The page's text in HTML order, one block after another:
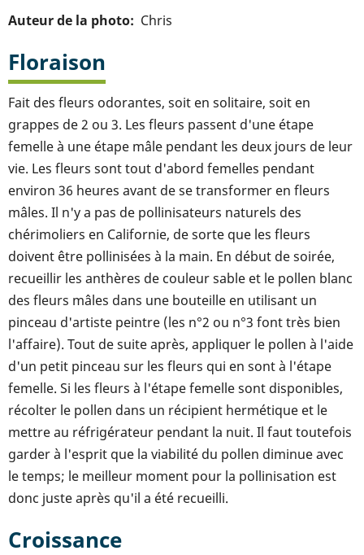
Auteur de la photo Chris
Floraison
Fait des fleurs odorantes, soit en solitaire, soit en
grappes de 2 ou 3. Les fleurs passent d'une étape
femelle à une étape mâle pendant les deux jours de leur
vie. Les fleurs sont tout d'abord femelles pendant
environ 36 heures avant de se transformer en fleurs
mâles. Il n'y a pas de pollinisateurs naturels des
chérimoliers en Californie, de sorte que les fleurs
doivent être pollinisées à la main. En début de soirée,
recueillir les anthères de couleur sable et le pollen blanc
des fleurs mâles dans une bouteille en utilisant un
pinceau d'artiste peintre (les n°2 ou n°3 font très bien
l'affaire). Tout de suite après, appliquer le pollen à l'aide
d'un petit pinceau sur les fleurs qui en sont à l'étape
femelle. Si les fleurs à l'étape femelle sont disponibles,
récolter le pollen dans un récipient hermétique et le
mettre au réfrigérateur pendant la nuit. Il faut toutefois
garder à l'esprit que la viabilité du pollen diminue avec
le temps; le meilleur moment pour la pollinisation est
donc juste après qu'il a été recueilli.
Croissance